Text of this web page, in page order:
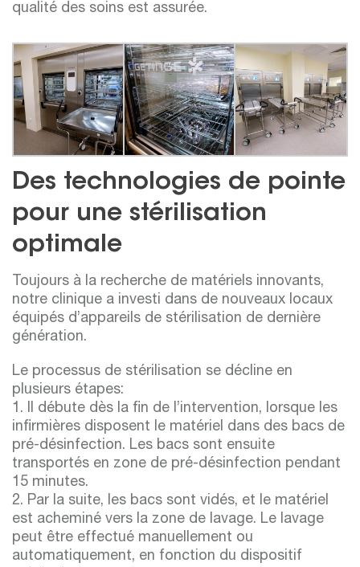
qualité des soins est assurée.
Des technologies de pointe
pour une stérilisation
optimale
Toujours à la recherche de matériels innovants,
notre clinique a investi dans de nouveaux locaux
équipés d’appareils de stérilisation de dernière
génération.
Le processus de stérilisation se décline en
plusieurs étapes:
1. Il débute dès la fin de l’intervention, lorsque les
infirmières disposent le matériel dans des bacs de
pré-désinfection. Les bacs sont ensuite
transportés en zone de pré-désinfection pendant
15 minutes.
2. Par la suite, les bacs sont vidés, et le matériel
est acheminé vers la zone de lavage. Le lavage
peut être effectué manuellement ou
automatiquement, en fonction du dispositif